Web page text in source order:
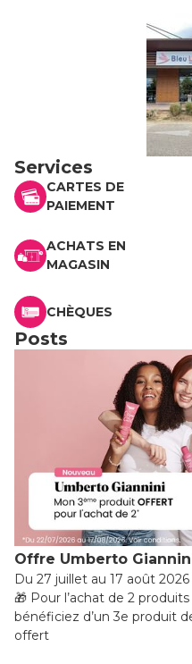
Services
CARTES DE
PAIEMENT
ACHATS EN
MAGASIN
CHÈQUES
Posts
Offre Umberto
Du 27 juillet au 17 août
🎁 Pour l’achat de 2
bénéficiez d’un 3e produit
offert